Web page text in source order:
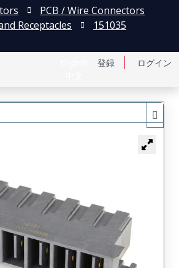
登録 ログイン
PCB / Wire Connectors
Receptacles
151035